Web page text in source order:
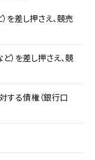
を差し押さえ、競売
）を差し押さえ、競
する債権（銀行口